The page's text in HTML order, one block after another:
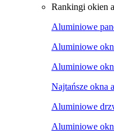
Rankingi okien
Aluminiowe
Aluminiowe
Aluminiowe
Najtańsze okna
Aluminiowe
Aluminiowe